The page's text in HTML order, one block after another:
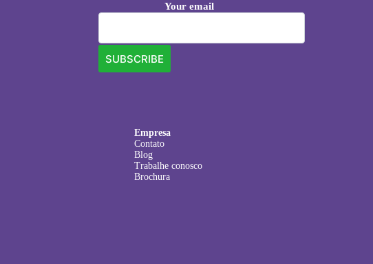
Your email
Empresa
Contato
Blog
Trabalhe conosco
Brochura